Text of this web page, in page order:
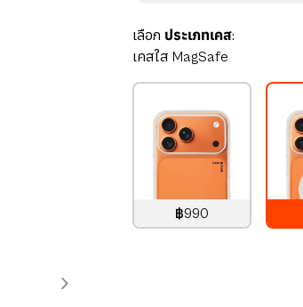
เลือก ประเภทเคส:
เคสใส MagSafe
฿990